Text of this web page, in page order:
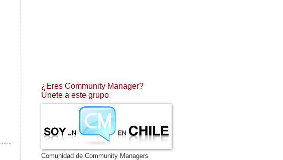
¿Eres Community Manager?
Únete a este grupo
Comunidad de Community Managers